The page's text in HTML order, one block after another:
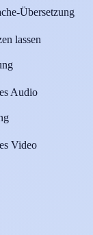
Übersetzung
lassen
Audio
Video